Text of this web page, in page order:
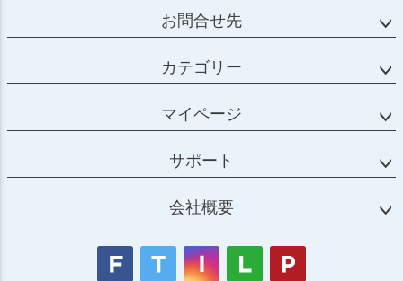
お問合せ先
カテゴリー
マイページ
サポート
会社概要